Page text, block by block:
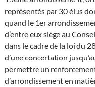
représentés par 30 élus
quand le 1er
d’entre eux siège au
dans le cadre de la loi du
d’une concertation
permettre un
d’arrondissement en